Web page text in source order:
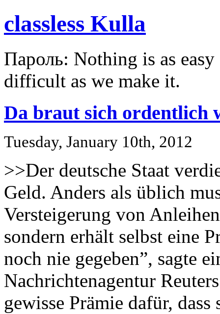
classless Kulla
Пароль: Nothing is as
difficult as we make it.
Da braut sich ordentlich
Tuesday, January 10th, 2012
>>Der deutsche Staat
Geld. Anders als üblich
Versteigerung von
sondern erhält selbst eine
noch nie gegeben”, sagte
Nachrichtenagentur
gewisse Prämie dafür,